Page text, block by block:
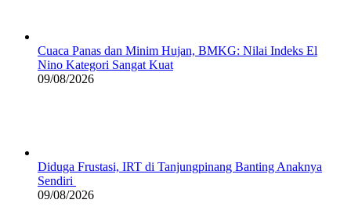
Cuaca Panas dan Minim Hujan, BMKG: Nilai Indeks El
Nino Kategori Sangat Kuat
09/08/2026
Diduga Frustasi, IRT di Tanjungpinang Banting Anaknya
Sendiri
09/08/2026